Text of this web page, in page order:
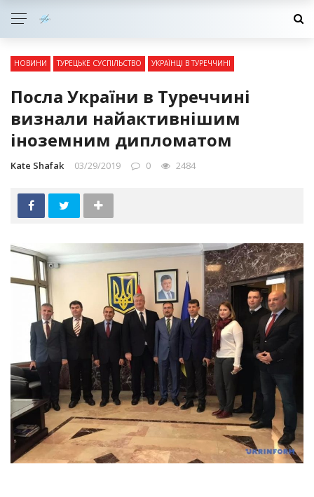
НОВИНИ ТУРЕЦЬКЕ СУСПІЛЬСТВО УКРАЇНЦІ В ТУРЕЧЧИНІ
Посла України в Туреччині
визнали найактивнішим
іноземним дипломатом
Kate Shafak 03/29/2019 0 2484